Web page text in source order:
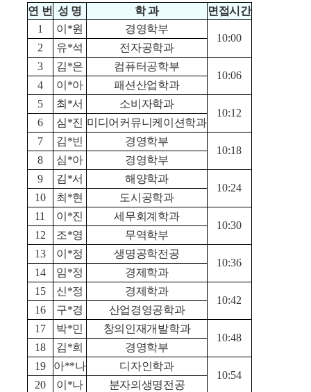
연 번
성 명 학 과
면접시간
1
이*원 경영학부
10:00
2
유*석
전자공학과
3
김*은 컴퓨터공학부
10:06
4
이*아
패션산업학과
5
최*서 소비자학과
10:12
6
심*진 미디어커뮤니케이션학과
7
김*빈 경영학부
10:18
8
심*아
경영학부
9
김*서 해양학과
10:24
10
최*현
도시공학과
11
이*진 세무회계학과
10:30
12
조*영
무역학부
13
이*정 생명공학전공
10:36
14
임*정
경제학과
15
신*정 경제학과
10:42
16
구*경
산업경영공학과
17
박*민 창의인재개발학과
10:48
18
김*희
경영학부
19
아**나 디자인학과
10:54
20
이*나
분자의생명전공